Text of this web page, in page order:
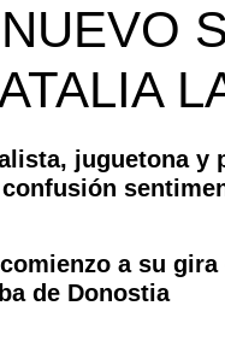
juguetona y
a su
de Donostia